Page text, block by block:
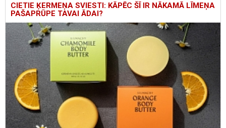
CIETIE ĶERMEŅA SVIESTI: KĀPĒC ŠĪ IR NĀKAMĀ LĪMEŅA
PAŠAPRŪPE TAVAI ĀDAI?